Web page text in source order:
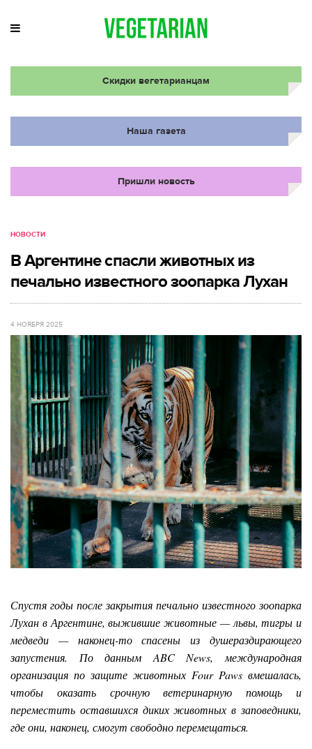
Скидки вегетарианцам
Наша газета
Пришли новость
НОВОСТИ
В Аргентине спасли животных из
печально известного зоопарка Лухан
4 НОЯБРЯ 2025
Спустя годы после закрытия печально известного зоопарка
Лухан в Аргентине, выжившие животные — львы, тигры и
медведи — наконец-то спасены из душераздирающего
запустения. По данным ABC News, международная
организация по защите животных Four Paws вмешалась,
чтобы оказать срочную ветеринарную помощь и
переместить оставшихся диких животных в заповедники,
где они, наконец, смогут свободно перемещаться.